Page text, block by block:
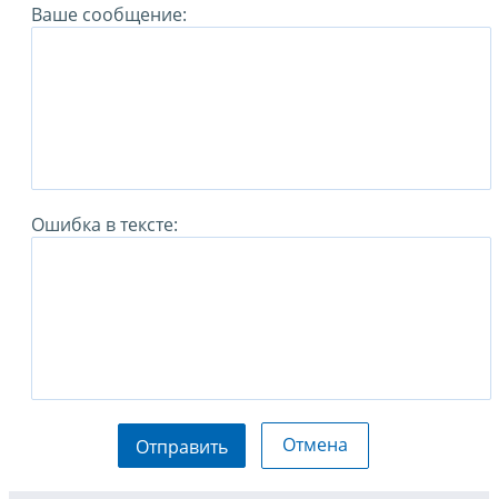
Ваше сообщение:
Ошибка в тексте:
Отправить Отмена